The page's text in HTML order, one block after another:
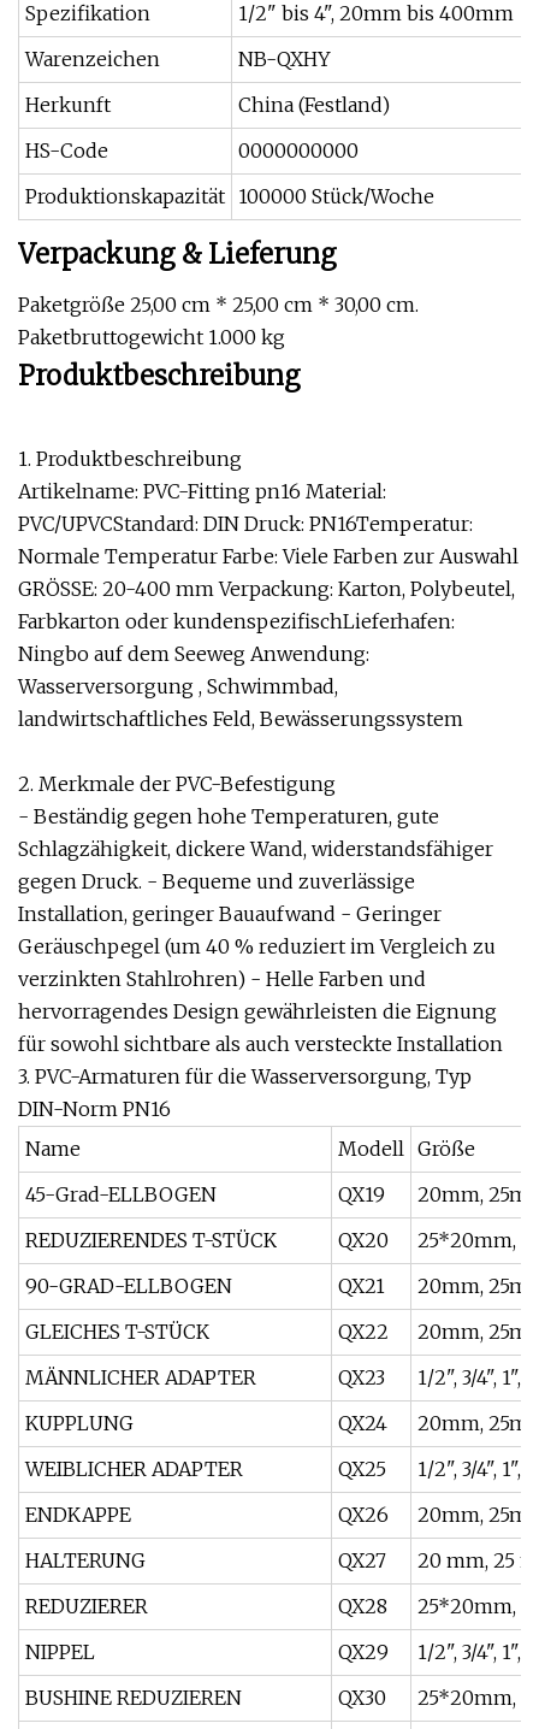
Spezifikation
1/2" bis 4", 20mm bis 400mm
Warenzeichen
NB-QXHY
Herkunft
China (Festland)
HS-Code
0000000000
Produktionskapazität 100000 Stück/Woche
Verpackung & Lieferung
Paketgröße 25,00 cm * 25,00 cm * 30,00 cm.
Paketbruttogewicht 1.000 kg
Produktbeschreibung
1. Produktbeschreibung
Artikelname: PVC-Fitting pn16 Material:
PVC/UPVCStandard: DIN Druck: PN16Temperatur:
Normale Temperatur Farbe: Viele Farben zur Auswahl
GRÖSSE: 20-400 mm Verpackung: Karton, Polybeutel,
Farbkarton oder kundenspezifischLieferhafen:
Ningbo auf dem Seeweg Anwendung:
Wasserversorgung , Schwimmbad,
landwirtschaftliches Feld, Bewässerungssystem
2. Merkmale der PVC-Befestigung
- Beständig gegen hohe Temperaturen, gute
Schlagzähigkeit, dickere Wand, widerstandsfähiger
gegen Druck. - Bequeme und zuverlässige
Installation, geringer Bauaufwand - Geringer
Geräuschpegel (um 40 % reduziert im Vergleich zu
verzinkten Stahlrohren) - Helle Farben und
hervorragendes Design gewährleisten die Eignung
für sowohl sichtbare als auch versteckte Installation
3. PVC-Armaturen für die Wasserversorgung, Typ
DIN-Norm PN16
Name
Modell Größe
45-Grad-ELLBOGEN
QX19
20mm,
REDUZIERENDES T-STÜCK
QX20
25*20mm,
90-GRAD-ELLBOGEN
QX21
20mm,
GLEICHES T-STÜCK
QX22
20mm,
MÄNNLICHER ADAPTER
QX23
1/2", 3/4", 1",
KUPPLUNG
QX24
20mm,
WEIBLICHER ADAPTER
QX25
1/2", 3/4", 1",
ENDKAPPE
QX26
20mm,
HALTERUNG
QX27
20 mm, 25
REDUZIERER
QX28
25*20mm,
NIPPEL
QX29
1/2", 3/4", 1",
BUSHINE REDUZIEREN
QX30 25*20mm,